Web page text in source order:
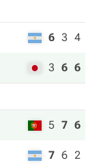
6 3 4
3 6 6
5 7 6
7 6 2